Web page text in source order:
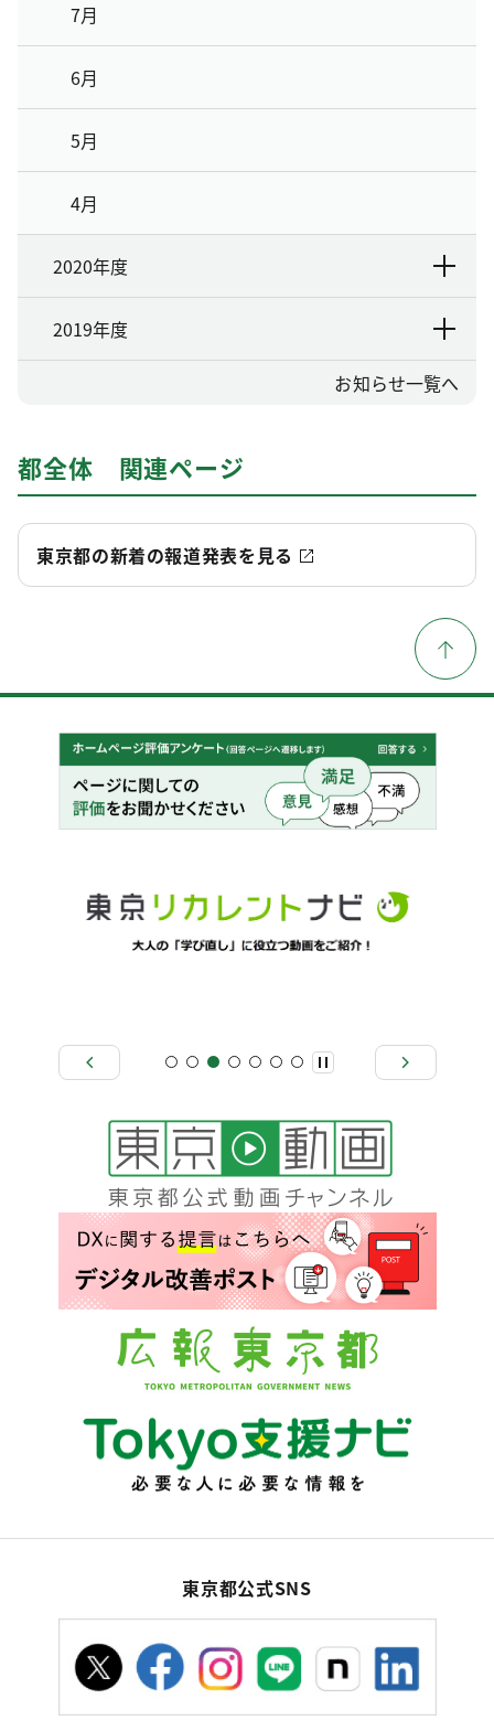
7月
6月
5月
4月
2020年度
2019年度
お知らせ一覧へ
都全体 関連ページ
東京都の新着の報道発表を見る
東京都公式SNS